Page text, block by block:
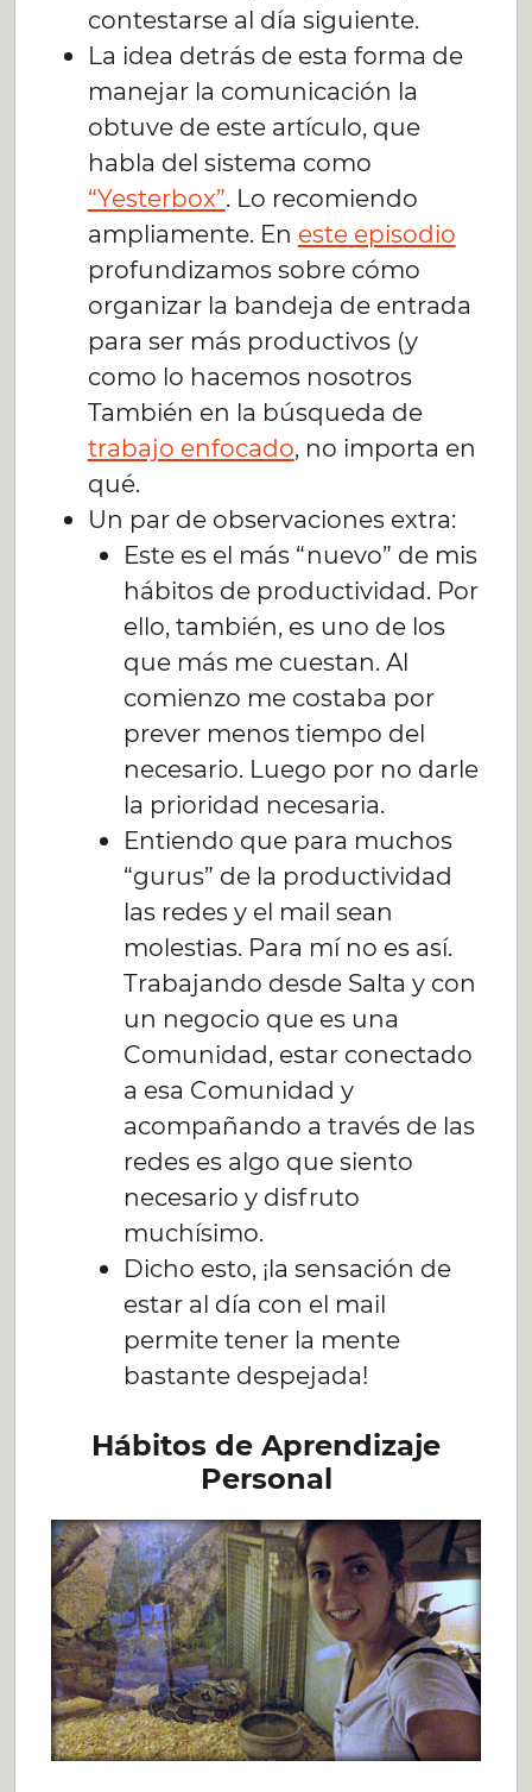
contestarse al día siguiente.
La idea detrás de esta forma de
manejar la comunicación la
obtuve de este artículo, que
habla del sistema como
“Yesterbox”. Lo recomiendo
ampliamente. En este episodio
profundizamos sobre cómo
organizar la bandeja de entrada
para ser más productivos (y
como lo hacemos nosotros
También en la búsqueda de
trabajo enfocado, no importa en
qué.
Un par de observaciones extra:
Este es el más “nuevo” de mis
hábitos de productividad. Por
ello, también, es uno de los
que más me cuestan. Al
comienzo me costaba por
prever menos tiempo del
necesario. Luego por no darle
la prioridad necesaria.
Entiendo que para muchos
“gurus” de la productividad
las redes y el mail sean
molestias. Para mí no es así.
Trabajando desde Salta y con
un negocio que es una
Comunidad, estar conectado
a esa Comunidad y
acompañando a través de las
redes es algo que siento
necesario y disfruto
muchísimo.
Dicho esto, ¡la sensación de
estar al día con el mail
permite tener la mente
bastante despejada!
Hábitos de Aprendizaje
Personal